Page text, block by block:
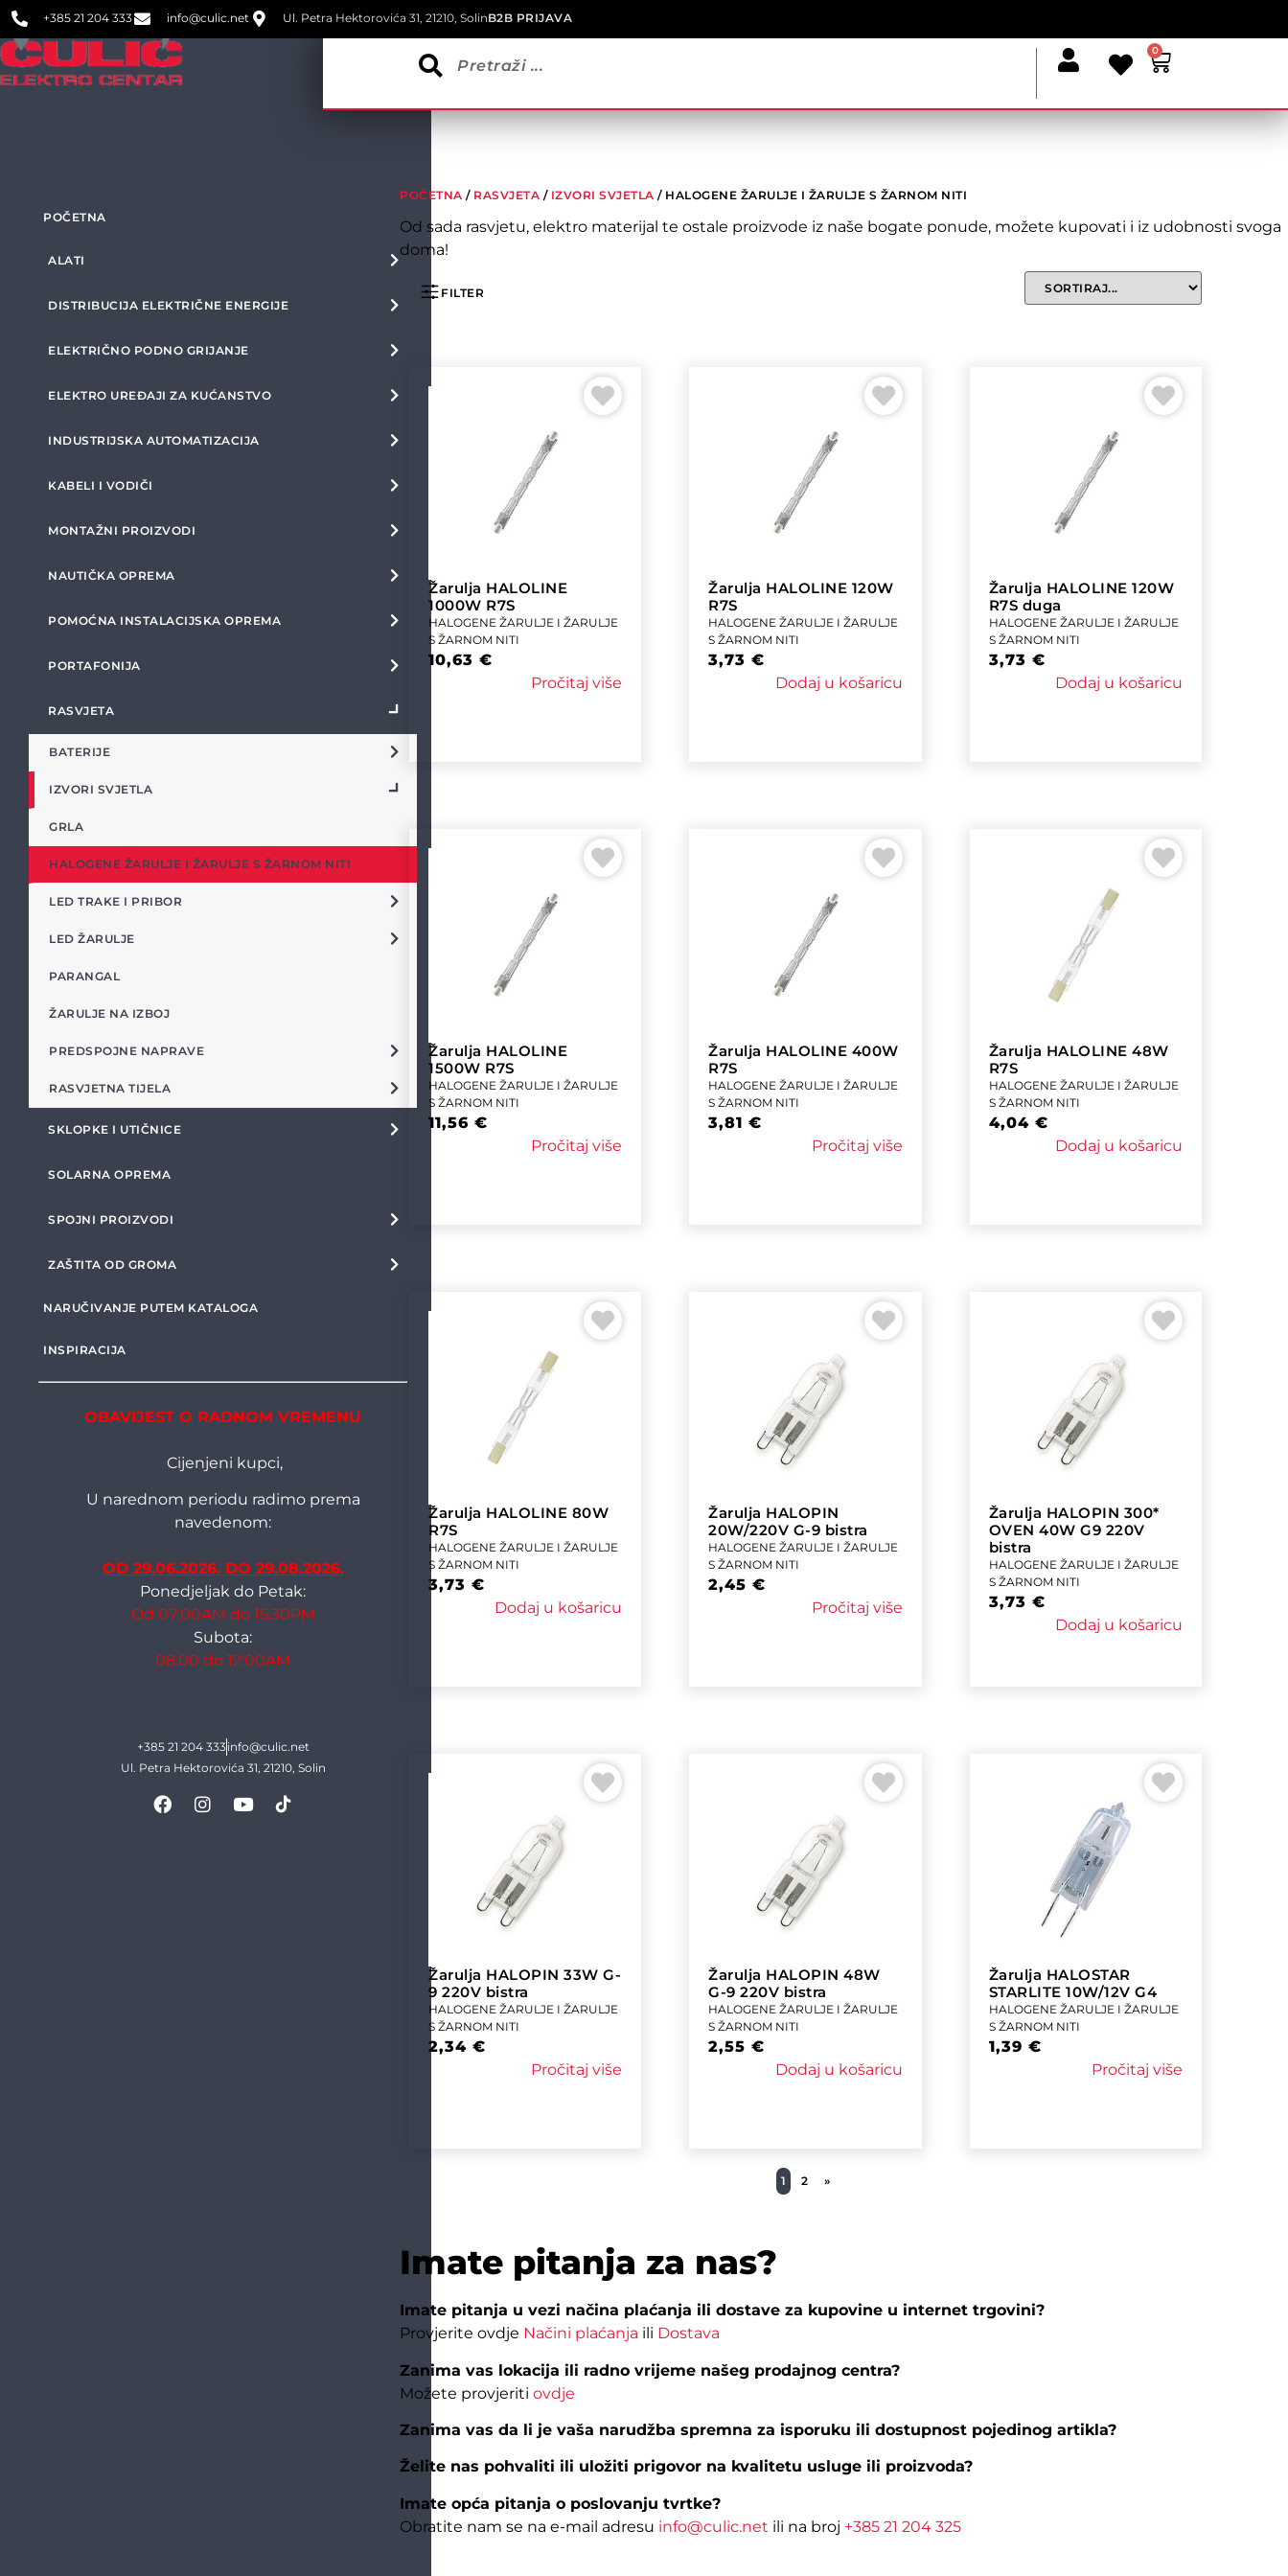
+385 21 204 333 info@culic.net Ul. Petra Hektorovića 31, 21210, SolinB2B PRIJAVA
0
POČETNA
ALATI
DISTRIBUCIJA ELEKTRIČNE ENERGIJE
ELEKTRIČNO PODNO GRIJANJE
ELEKTRO UREĐAJI ZA KUĆANSTVO
INDUSTRIJSKA AUTOMATIZACIJA
KABELI I VODIČI
MONTAŽNI PROIZVODI
NAUTIČKA OPREMA
POMOĆNA INSTALACIJSKA OPREMA
PORTAFONIJA
RASVJETA
BATERIJE
IZVORI SVJETLA
GRLA
HALOGENE ŽARULJE I ŽARULJE S ŽARNOM NITI
LED TRAKE I PRIBOR
LED ŽARULJE
PARANGAL
ŽARULJE NA IZBOJ
PREDSPOJNE NAPRAVE
RASVJETNA TIJELA
SKLOPKE I UTIČNICE
SOLARNA OPREMA
SPOJNI PROIZVODI
ZAŠTITA OD GROMA
NARUČIVANJE PUTEM KATALOGA
INSPIRACIJA
OBAVIJEST O RADNOM VREMENU
Cijenjeni kupci,
U narednom periodu radimo prema
navedenom:
OD 29.06.2026. DO 29.08.2026.
Ponedjeljak do Petak:
Od 07:00AM do 15:30PM
Subota:
08:00 do 12:00AM
+385 21 204 333info@culic.net
Ul. Petra Hektorovića 31, 21210, Solin
POČETNA / RASVJETA / IZVORI SVJETLA / HALOGENE ŽARULJE I ŽARULJE S ŽARNOM NITI
Od sada rasvjetu, elektro materijal te ostale proizvode iz naše bogate ponude, možete kupovati i iz udobnosti svoga
doma!
FILTER
Žarulja HALOLINE
1000W R7S
HALOGENE ŽARULJE I ŽARULJE
S ŽARNOM NITI
10,63€
Pročitaj više
Žarulja HALOLINE 120W
R7S
HALOGENE ŽARULJE I ŽARULJE
S ŽARNOM NITI
3,73€
Dodaj u košaricu
Žarulja HALOLINE 120W
R7S duga
HALOGENE ŽARULJE I ŽARULJE
S ŽARNOM NITI
3,73 €
Dodaj u košaricu
Žarulja HALOLINE
1500W R7S
HALOGENE ŽARULJE I ŽARULJE
S ŽARNOM NITI
11,56€
Pročitaj više
Žarulja HALOLINE 400W
R7S
HALOGENE ŽARULJE I ŽARULJE
S ŽARNOM NITI
3,81€
Pročitaj više
Žarulja HALOLINE 48W
R7S
HALOGENE ŽARULJE I ŽARULJE
S ŽARNOM NITI
4,04 €
Dodaj u košaricu
Žarulja HALOLINE 80W
R7S
HALOGENE ŽARULJE I ŽARULJE
S ŽARNOM NITI
3,73€
Dodaj u košaricu
Žarulja HALOPIN
20W/220V G-9 bistra
HALOGENE ŽARULJE I ŽARULJE
S ŽARNOM NITI
2,45€
Pročitaj više
Žarulja HALOPIN 300*
OVEN 40W G9 220V
bistra
HALOGENE ŽARULJE I ŽARULJE
S ŽARNOM NITI
3,73 €
Dodaj u košaricu
Žarulja HALOPIN 33W G-
9 220V bistra
HALOGENE ŽARULJE I ŽARULJE
S ŽARNOM NITI
2,34€
Pročitaj više
Žarulja HALOPIN 48W
G-9 220V bistra
HALOGENE ŽARULJE I ŽARULJE
S ŽARNOM NITI
2,55€
Dodaj u košaricu
Žarulja HALOSTAR
STARLITE 10W/12V G4
HALOGENE ŽARULJE I ŽARULJE
S ŽARNOM NITI
1,39 €
Pročitaj više
1 2 »
Imate pitanja za nas?
Imate pitanja u vezi načina plaćanja ili dostave za kupovine u internet trgovini?
Provjerite ovdje Načini plaćanja ili Dostava
Zanima vas lokacija ili radno vrijeme našeg prodajnog centra?
Možete provjeritiovdje
Zanima vas da li je vaša narudžba spremna za isporuku ili dostupnost pojedinog artikla?
Želite nas pohvaliti ili uložiti prigovor na kvalitetu usluge ili proizvoda?
Imate opća pitanja o poslovanju tvrtke?
Obratite nam se na e-mail adresu info@culic.net ili na broj +385 21 204 325